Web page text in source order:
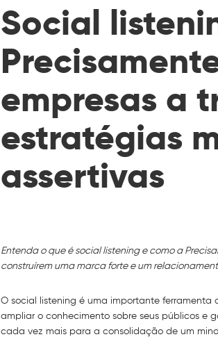
Social
empresas a
estratégias
assertivas
Entenda o que é social listening e como a
construírem uma marca forte e um
O social listening é uma importante
ampliar o conhecimento sobre seus públicos e
cada vez mais para a consolidação de um